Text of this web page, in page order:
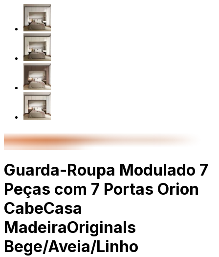
Guarda-Roupa Modulado 7
Peças com 7 Portas Orion
CabeCasa
MadeiraOriginals
Bege/Aveia/Linho